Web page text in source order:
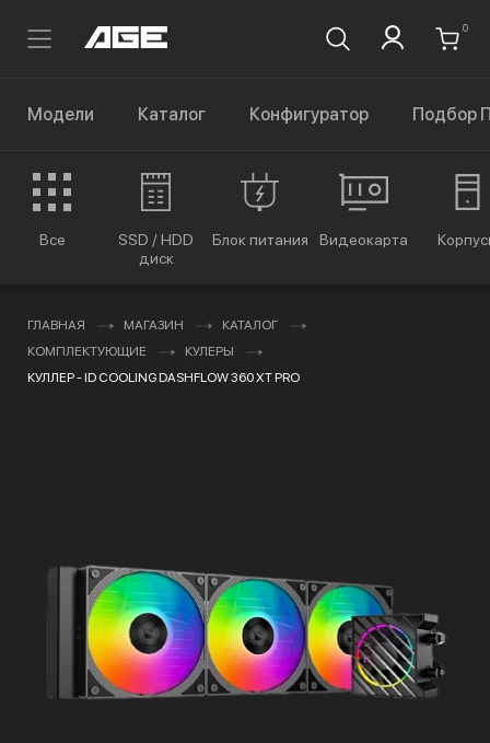
0
Модели Каталог Конфигуратор Подбор
Все
SSD / HDD
диск
Блок питания Видеокарта
ГЛАВНАЯ МАГАЗИН
КАТАЛОГ
КОМПЛЕКТУЮЩИЕ
КУЛЕРЫ
КУЛЛЕР - ID COOLING DASHFLOW 360 XT PRO